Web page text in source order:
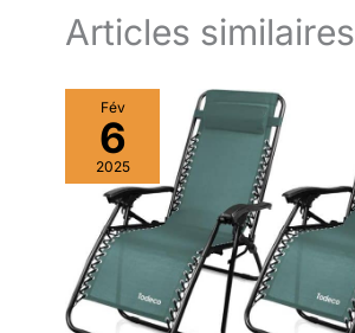
Articles similaires
Fév
6
2025